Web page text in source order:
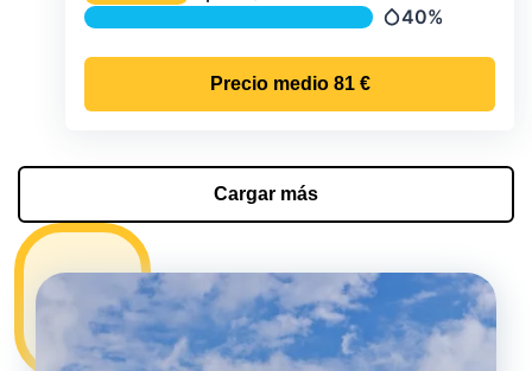
Precipitación
40%
Precio medio 81 €
Cargar más